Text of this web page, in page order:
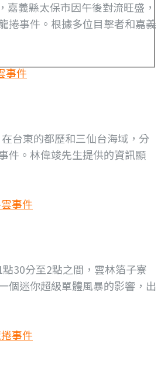
嘉義縣太保市因午後對流旺盛，
捲事件。根據多位目擊者和嘉義
事件
台東的都歷和三仙台海域，分
件。林偉竣先生提供的資訊顯
事件
30分至2點之間，雲林箔子寮
個迷你超級單體風暴的影響，出
事件